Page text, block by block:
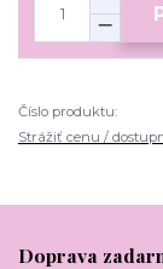
Číslo produktu:
Strážiť cenu /
Doprava